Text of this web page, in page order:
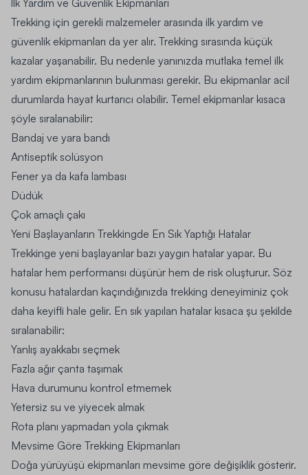
İlk Yardım ve Güvenlik Ekipmanları
Trekking için gerekli malzemeler arasında ilk yardım ve
güvenlik ekipmanları da yer alır. Trekking sırasında küçük
kazalar yaşanabilir. Bu nedenle yanınızda mutlaka temel ilk
yardım ekipmanlarının bulunması gerekir. Bu ekipmanlar acil
durumlarda hayat kurtarıcı olabilir. Temel ekipmanlar kısaca
şöyle sıralanabilir:
Bandaj ve yara bandı
Antiseptik solüsyon
Fener ya da kafa lambası
Düdük
Çok amaçlı çakı
Yeni Başlayanların Trekkingde En Sık Yaptığı Hatalar
Trekkinge yeni başlayanlar bazı yaygın hatalar yapar. Bu
hatalar hem performansı düşürür hem de risk oluşturur. Söz
konusu hatalardan kaçındığınızda trekking deneyiminiz çok
daha keyifli hale gelir. En sık yapılan hatalar kısaca şu şekilde
sıralanabilir:
Yanlış ayakkabı seçmek
Fazla ağır çanta taşımak
Hava durumunu kontrol etmemek
Yetersiz su ve yiyecek almak
Rota planı yapmadan yola çıkmak
Mevsime Göre Trekking Ekipmanları
Doğa yürüyüşü ekipmanları mevsime göre değişiklik gösterir.